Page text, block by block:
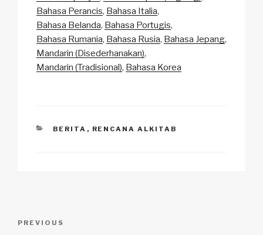
Li
n
k
b
o
o
k
A
p
p
h
Bahasa Perancis Bahasa Italia
Bahasa Belanda Bahasa Portugis
Bahasa Rumania Bahasa Rusia Bahasa Jepang
Mandarin (Disederhanakan)
Mandarin (Tradisional) Bahasa Korea
CATEGORIES
BERITA , RENCANA ALKITAB
Previous
PREVIOUS